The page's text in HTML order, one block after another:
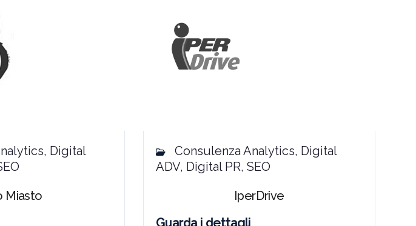
Digital
Miasto
Consulenza Analytics, Digital
ADV, Digital PR, SEO
IperDrive
Guarda i dettagli